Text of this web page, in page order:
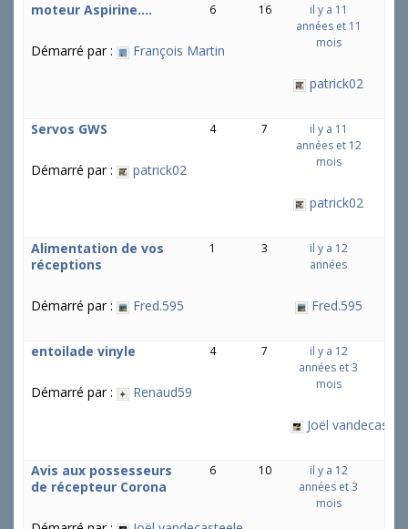
moteur Aspirine….
Démarré par : François Martin
6 16
il y a 11
années et 11
mois
patrick02
Servos GWS
Démarré par : patrick02
4 7
il y a 11
années et 12
mois
patrick02
Alimentation de vos
réceptions
Démarré par : Fred.595
1 3
il y a 12
années
Fred.595
entoilade vinyle
Démarré par : Renaud59
4 7
il y a 12
années et 3
mois
Joël
Avis aux possesseurs
de récepteur Corona
6 10
il y a 12
années et 3
mois